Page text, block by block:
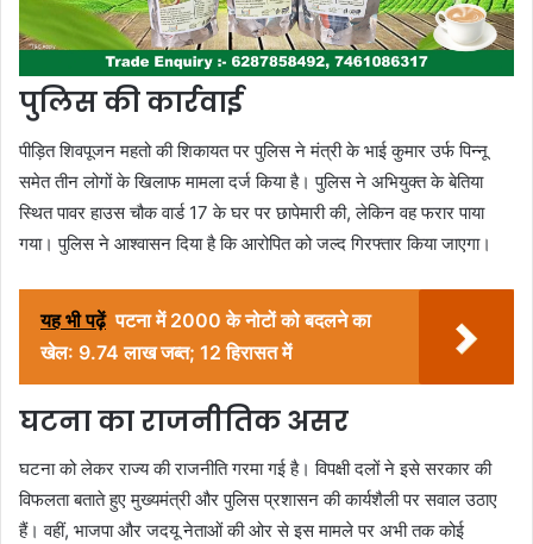
पुलिस की कार्रवाई
पीड़ित शिवपूजन महतो की शिकायत पर पुलिस ने मंत्री के भाई कुमार उर्फ पिन्नू
समेत तीन लोगों के खिलाफ मामला दर्ज किया है। पुलिस ने अभियुक्त के बेतिया
स्थित पावर हाउस चौक वार्ड 17 के घर पर छापेमारी की, लेकिन वह फरार पाया
गया। पुलिस ने आश्वासन दिया है कि आरोपित को जल्द गिरफ्तार किया जाएगा।
यह भी पढ़ें पटना में 2000 के नोटों को बदलने का
खेल: 9.74 लाख जब्त; 12 हिरासत में
घटना का राजनीतिक असर
घटना को लेकर राज्य की राजनीति गरमा गई है। विपक्षी दलों ने इसे सरकार की
विफलता बताते हुए मुख्यमंत्री और पुलिस प्रशासन की कार्यशैली पर सवाल उठाए
हैं। वहीं, भाजपा और जदयू नेताओं की ओर से इस मामले पर अभी तक कोई